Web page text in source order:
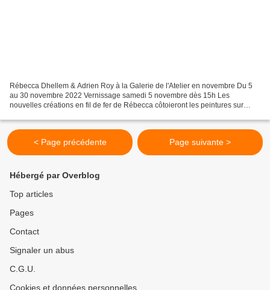
Rébecca Dhellem & Adrien Roy à la Galerie de l'Atelier en novembre Du 5
au 30 novembre 2022 Vernissage samedi 5 novembre dès 15h Les
nouvelles créations en fil de fer de Rébecca côtoieront les peintures sur
< Page précédente Page suivante >
Hébergé par Overblog
Top articles
Pages
Contact
Signaler un abus
C.G.U.
Cookies et données personnelles